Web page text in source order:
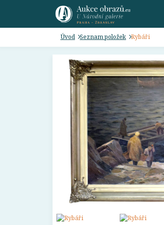
Úvod Seznam položek Rybáři